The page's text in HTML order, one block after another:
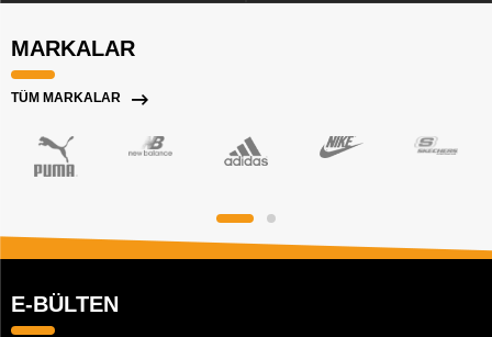
MARKALAR
TÜM MARKALAR
E-BÜLTEN